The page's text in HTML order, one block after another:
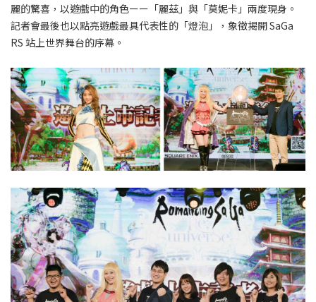
麗的驚喜，以遊戲中的角色ーー「麗茲」與「莫妮卡」兩度現身。
記者會最後也以點亮遊戲最具代表性的「燈泡」，象徵揭開 SaGa
RS 站上世界舞台的序幕。